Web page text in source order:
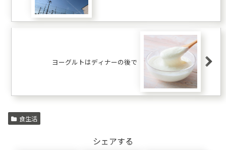
ヨーグルトはディナーの後で
食生活
シェアする